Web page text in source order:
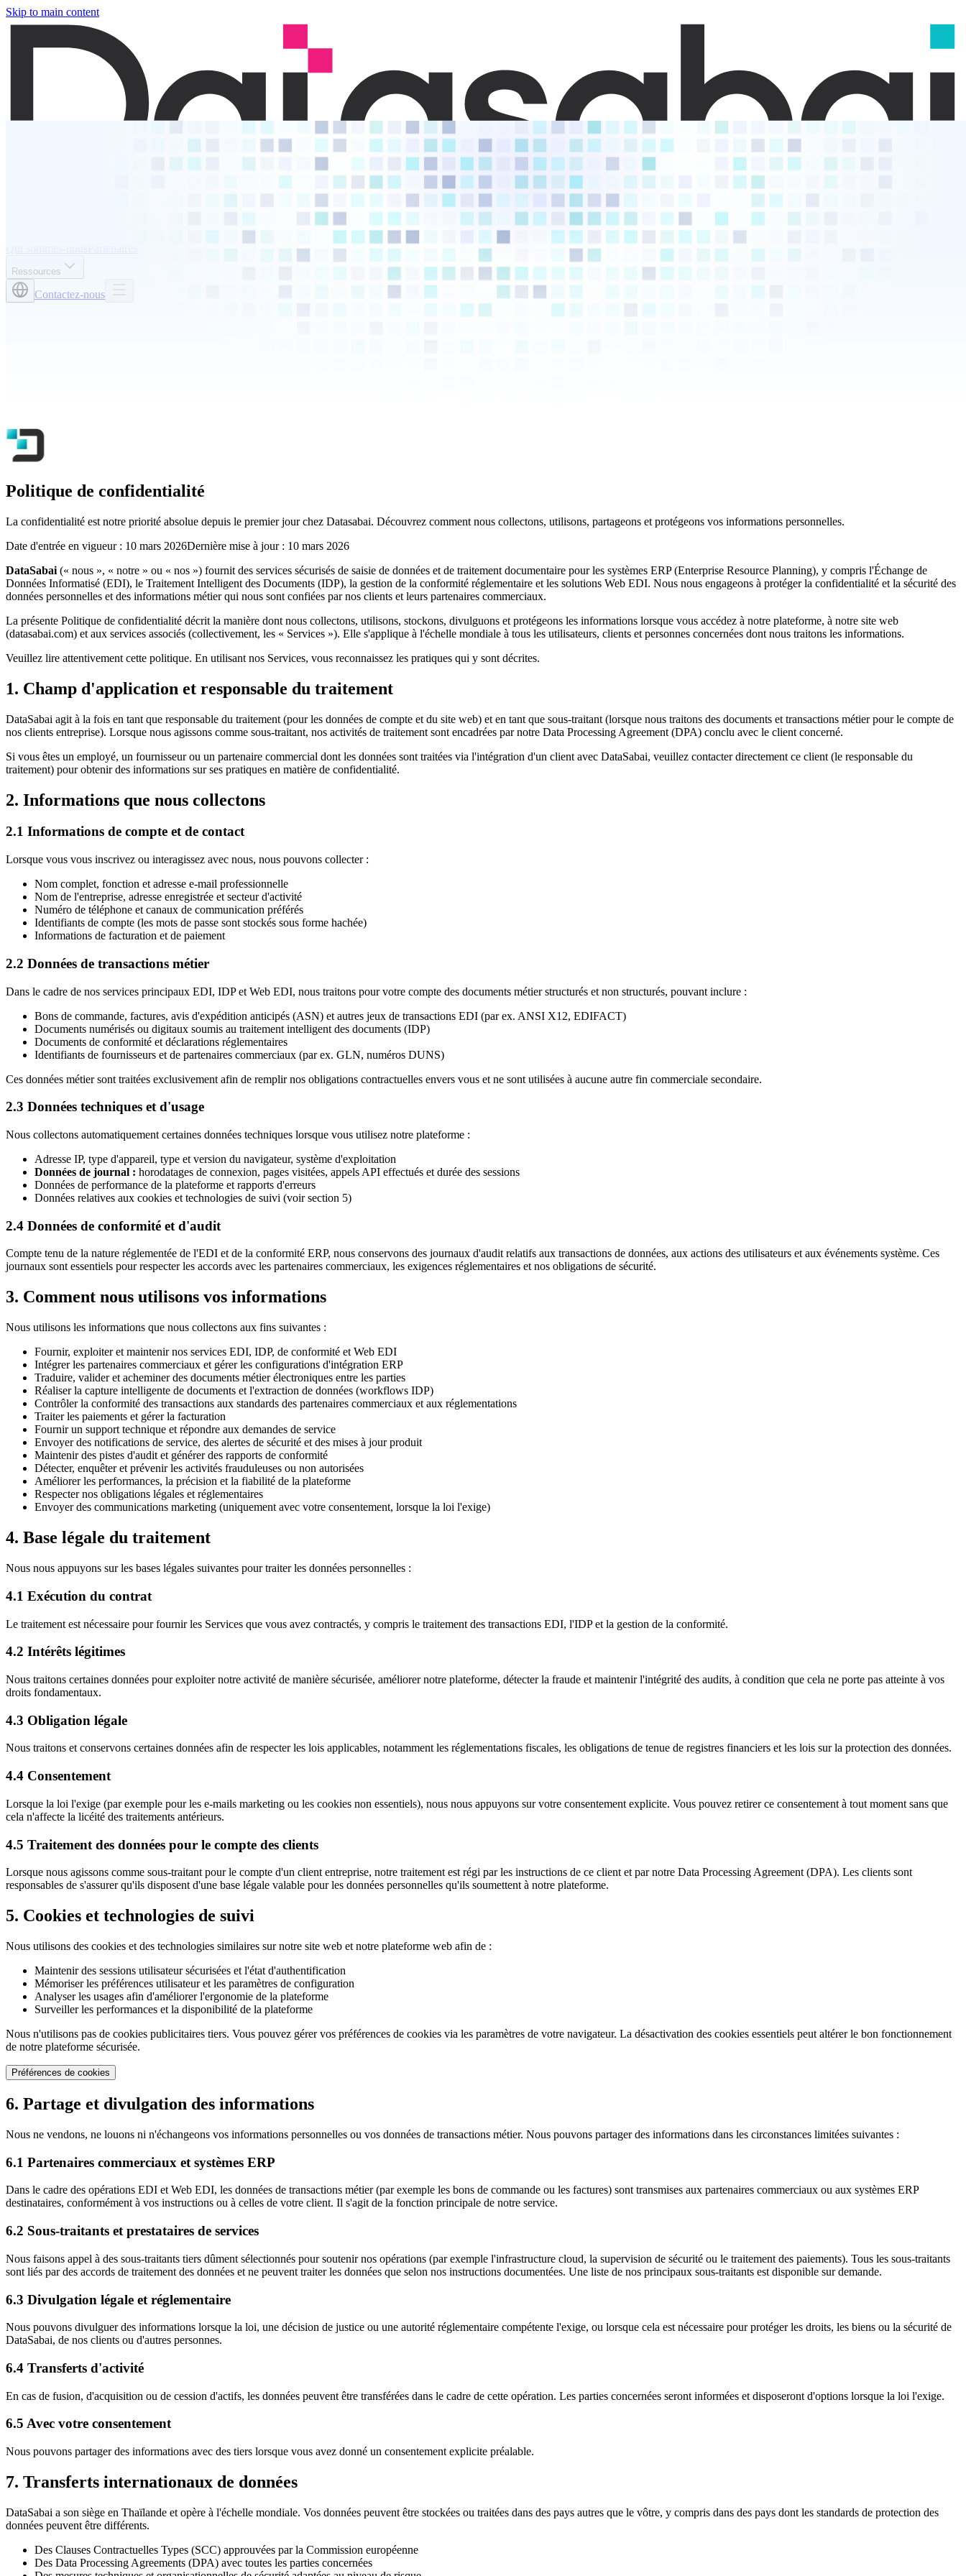
Skip to main content
Ressources
Contactez-nous
Politique de confidentialité
La confidentialité est notre priorité absolue depuis le premier jour chez Datasabai. Découvrez comment nous collectons, utilisons, partageons et protégeons vos informations personnelles.
Date d'entrée en vigueur : 10 mars 2026Dernière mise à jour : 10 mars 2026
DataSabai (« nous », « notre » ou « nos ») fournit des services sécurisés de saisie de données et de traitement documentaire pour les systèmes ERP (Enterprise Resource Planning), y compris l'Échange de
Données Informatisé (EDI), le Traitement Intelligent des Documents (IDP), la gestion de la conformité réglementaire et les solutions Web EDI. Nous nous engageons à protéger la confidentialité et la sécurité des
données personnelles et des informations métier qui nous sont confiées par nos clients et leurs partenaires commerciaux.
La présente Politique de confidentialité décrit la manière dont nous collectons, utilisons, stockons, divulguons et protégeons les informations lorsque vous accédez à notre plateforme, à notre site web
(datasabai.com) et aux services associés (collectivement, les « Services »). Elle s'applique à l'échelle mondiale à tous les utilisateurs, clients et personnes concernées dont nous traitons les informations.
Veuillez lire attentivement cette politique. En utilisant nos Services, vous reconnaissez les pratiques qui y sont décrites.
1. Champ d'application et responsable du traitement
DataSabai agit à la fois en tant que responsable du traitement (pour les données de compte et du site web) et en tant que sous-traitant (lorsque nous traitons des documents et transactions métier pour le compte de
nos clients entreprise). Lorsque nous agissons comme sous-traitant, nos activités de traitement sont encadrées par notre Data Processing Agreement (DPA) conclu avec le client concerné.
Si vous êtes un employé, un fournisseur ou un partenaire commercial dont les données sont traitées via l'intégration d'un client avec DataSabai, veuillez contacter directement ce client (le responsable du
traitement) pour obtenir des informations sur ses pratiques en matière de confidentialité.
2. Informations que nous collectons
2.1 Informations de compte et de contact
Lorsque vous vous inscrivez ou interagissez avec nous, nous pouvons collecter :
Nom complet, fonction et adresse e-mail professionnelle
Nom de l'entreprise, adresse enregistrée et secteur d'activité
Numéro de téléphone et canaux de communication préférés
Identifiants de compte (les mots de passe sont stockés sous forme hachée)
Informations de facturation et de paiement
2.2 Données de transactions métier
Dans le cadre de nos services principaux EDI, IDP et Web EDI, nous traitons pour votre compte des documents métier structurés et non structurés, pouvant inclure :
Bons de commande, factures, avis d'expédition anticipés (ASN) et autres jeux de transactions EDI (par ex. ANSI X12, EDIFACT)
Documents numérisés ou digitaux soumis au traitement intelligent des documents (IDP)
Documents de conformité et déclarations réglementaires
Identifiants de fournisseurs et de partenaires commerciaux (par ex. GLN, numéros DUNS)
Ces données métier sont traitées exclusivement afin de remplir nos obligations contractuelles envers vous et ne sont utilisées à aucune autre fin commerciale secondaire.
2.3 Données techniques et d'usage
Nous collectons automatiquement certaines données techniques lorsque vous utilisez notre plateforme :
Adresse IP, type d'appareil, type et version du navigateur, système d'exploitation
Données de journal : horodatages de connexion, pages visitées, appels API effectués et durée des sessions
Données de performance de la plateforme et rapports d'erreurs
Données relatives aux cookies et technologies de suivi (voir section 5)
2.4 Données de conformité et d'audit
Compte tenu de la nature réglementée de l'EDI et de la conformité ERP, nous conservons des journaux d'audit relatifs aux transactions de données, aux actions des utilisateurs et aux événements système. Ces
journaux sont essentiels pour respecter les accords avec les partenaires commerciaux, les exigences réglementaires et nos obligations de sécurité.
3. Comment nous utilisons vos informations
Nous utilisons les informations que nous collectons aux fins suivantes :
Fournir, exploiter et maintenir nos services EDI, IDP, de conformité et Web EDI
Intégrer les partenaires commerciaux et gérer les configurations d'intégration ERP
Traduire, valider et acheminer des documents métier électroniques entre les parties
Réaliser la capture intelligente de documents et l'extraction de données (workflows IDP)
Contrôler la conformité des transactions aux standards des partenaires commerciaux et aux réglementations
Traiter les paiements et gérer la facturation
Fournir un support technique et répondre aux demandes de service
Envoyer des notifications de service, des alertes de sécurité et des mises à jour produit
Maintenir des pistes d'audit et générer des rapports de conformité
Détecter, enquêter et prévenir les activités frauduleuses ou non autorisées
Améliorer les performances, la précision et la fiabilité de la plateforme
Respecter nos obligations légales et réglementaires
Envoyer des communications marketing (uniquement avec votre consentement, lorsque la loi l'exige)
4. Base légale du traitement
Nous nous appuyons sur les bases légales suivantes pour traiter les données personnelles :
4.1 Exécution du contrat
Le traitement est nécessaire pour fournir les Services que vous avez contractés, y compris le traitement des transactions EDI, l'IDP et la gestion de la conformité.
4.2 Intérêts légitimes
Nous traitons certaines données pour exploiter notre activité de manière sécurisée, améliorer notre plateforme, détecter la fraude et maintenir l'intégrité des audits, à condition que cela ne porte pas atteinte à vos
droits fondamentaux.
4.3 Obligation légale
Nous traitons et conservons certaines données afin de respecter les lois applicables, notamment les réglementations fiscales, les obligations de tenue de registres financiers et les lois sur la protection des données.
4.4 Consentement
Lorsque la loi l'exige (par exemple pour les e-mails marketing ou les cookies non essentiels), nous nous appuyons sur votre consentement explicite. Vous pouvez retirer ce consentement à tout moment sans que
cela n'affecte la licéité des traitements antérieurs.
4.5 Traitement des données pour le compte des clients
Lorsque nous agissons comme sous-traitant pour le compte d'un client entreprise, notre traitement est régi par les instructions de ce client et par notre Data Processing Agreement (DPA). Les clients sont
responsables de s'assurer qu'ils disposent d'une base légale valable pour les données personnelles qu'ils soumettent à notre plateforme.
5. Cookies et technologies de suivi
Nous utilisons des cookies et des technologies similaires sur notre site web et notre plateforme web afin de :
Maintenir des sessions utilisateur sécurisées et l'état d'authentification
Mémoriser les préférences utilisateur et les paramètres de configuration
Analyser les usages afin d'améliorer l'ergonomie de la plateforme
Surveiller les performances et la disponibilité de la plateforme
Nous n'utilisons pas de cookies publicitaires tiers. Vous pouvez gérer vos préférences de cookies via les paramètres de votre navigateur. La désactivation des cookies essentiels peut altérer le bon fonctionnement
de notre plateforme sécurisée.
Préférences de cookies
6. Partage et divulgation des informations
Nous ne vendons, ne louons ni n'échangeons vos informations personnelles ou vos données de transactions métier. Nous pouvons partager des informations dans les circonstances limitées suivantes :
6.1 Partenaires commerciaux et systèmes ERP
Dans le cadre des opérations EDI et Web EDI, les données de transactions métier (par exemple les bons de commande ou les factures) sont transmises aux partenaires commerciaux ou aux systèmes ERP
destinataires, conformément à vos instructions ou à celles de votre client. Il s'agit de la fonction principale de notre service.
6.2 Sous-traitants et prestataires de services
Nous faisons appel à des sous-traitants tiers dûment sélectionnés pour soutenir nos opérations (par exemple l'infrastructure cloud, la supervision de sécurité ou le traitement des paiements). Tous les sous-traitants
sont liés par des accords de traitement des données et ne peuvent traiter les données que selon nos instructions documentées. Une liste de nos principaux sous-traitants est disponible sur demande.
6.3 Divulgation légale et réglementaire
Nous pouvons divulguer des informations lorsque la loi, une décision de justice ou une autorité réglementaire compétente l'exige, ou lorsque cela est nécessaire pour protéger les droits, les biens ou la sécurité de
DataSabai, de nos clients ou d'autres personnes.
6.4 Transferts d'activité
En cas de fusion, d'acquisition ou de cession d'actifs, les données peuvent être transférées dans le cadre de cette opération. Les parties concernées seront informées et disposeront d'options lorsque la loi l'exige.
6.5 Avec votre consentement
Nous pouvons partager des informations avec des tiers lorsque vous avez donné un consentement explicite préalable.
7. Transferts internationaux de données
DataSabai a son siège en Thaïlande et opère à l'échelle mondiale. Vos données peuvent être stockées ou traitées dans des pays autres que le vôtre, y compris dans des pays dont les standards de protection des
données peuvent être différents.
Des Clauses Contractuelles Types (SCC) approuvées par la Commission européenne
Des Data Processing Agreements (DPA) avec toutes les parties concernées